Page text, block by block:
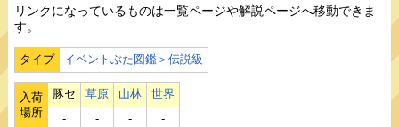
リンクになっているものは一覧ページや解説ページへ移動できま
す。
タイプ イベントぶた図鑑＞伝説級
入荷
場所
豚セ 草原 山林
世界
‐
‐ ‐ ‐